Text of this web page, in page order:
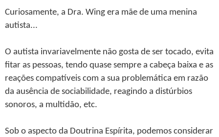
Curiosamente, a Dra. Wing era mãe de uma menina
autista...
O autista invariavelmente não gosta de ser tocado, evita
fitar as pessoas, tendo quase sempre a cabeça baixa e as
reações compatíveis com a sua problemática em razão
da ausência de sociabilidade, reagindo a distúrbios
sonoros, a multidão, etc.
Sob o aspecto da Doutrina Espírita, podemos considerar